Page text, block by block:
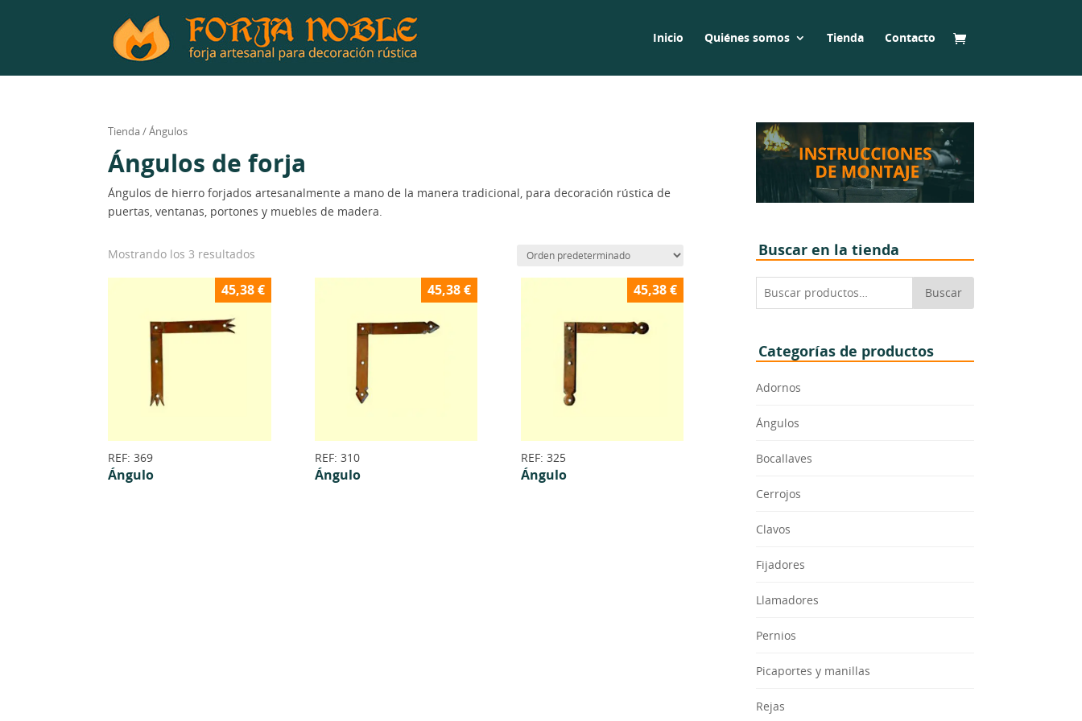
Inicio Quiénes somos Tienda Contacto
Tienda/ Ángulos
Ángulos de forja
Ángulos de hierro forjados artesanalmente a mano de la manera tradicional, para decoración rústica de
puertas, ventanas, portones y muebles de madera.
Mostrando los 3 resultados
REF: 369
Ángulo
45,38€
REF: 310
Ángulo
45,38€
REF: 325
Ángulo
45,38€
Buscar en la tienda
Buscar
Categorías de productos
Adornos
Ángulos
Bocallaves
Cerrojos
Clavos
Fijadores
Llamadores
Pernios
Picaportes y manillas
Rejas